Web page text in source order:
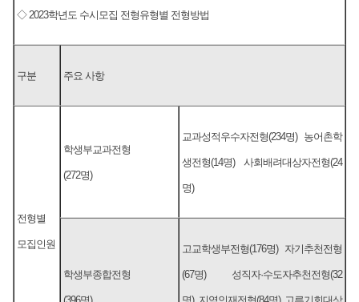
◇ 2023학년도 수시모집 전형유형별 전형방법
구분 주요 사항
전형별
모집인원
학생부교과전형
(272명)
교과성적우수자전형(234명) 농어촌학
생전형(14명) 사회배려대상자전형(24
명)
학생부종합전형
고교학생부전형(176명) 자기추천전형
(67명) 성직자·수도자추천전형(32